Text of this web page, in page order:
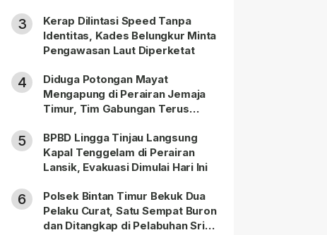
3
Kerap Dilintasi Speed Tanpa
Identitas, Kades Belungkur Minta
Pengawasan Laut Diperketat
4
Diduga Potongan Mayat
Mengapung di Perairan Jemaja
Timur, Tim Gabungan Terus
5
BPBD Lingga Tinjau Langsung
Kapal Tenggelam di Perairan
Lansik, Evakuasi Dimulai Hari Ini
6
Polsek Bintan Timur Bekuk Dua
Pelaku Curat, Satu Sempat Buron
dan Ditangkap di Pelabuhan Sri